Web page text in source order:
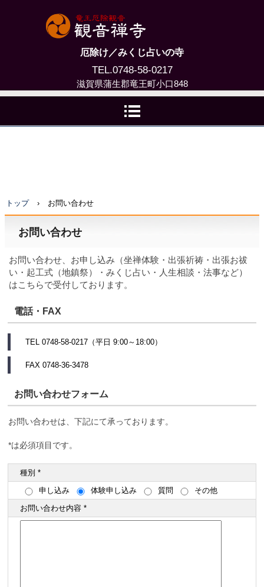
厄除け／みくじ占いの寺
TEL.0748-58-0217
滋賀県蒲生郡竜王町小口848
トップ › お問い合わせ
お問い合わせ
お問い合わせ、お申し込み（坐禅体験・出張祈祷・出張お祓
い・起工式（地鎮祭）・みくじ占い・人生相談・法事など）
はこちらで受付しております。
電話・FAX
TEL 0748-58-0217（平日 9:00～18:00）
FAX 0748-36-3478
お問い合わせフォーム
お問い合わせは、下記にて承っております。
*は必須項目です。
種別 *
申し込み
体験申し込み 質問
その他
お問い合わせ内容 *